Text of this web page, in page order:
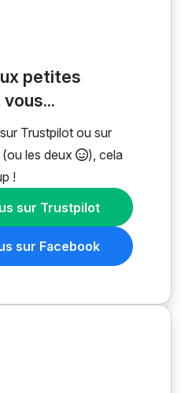
petites
Trustpilot ou sur
les deux
), cela
!
sur Trustpilot
sur Facebook